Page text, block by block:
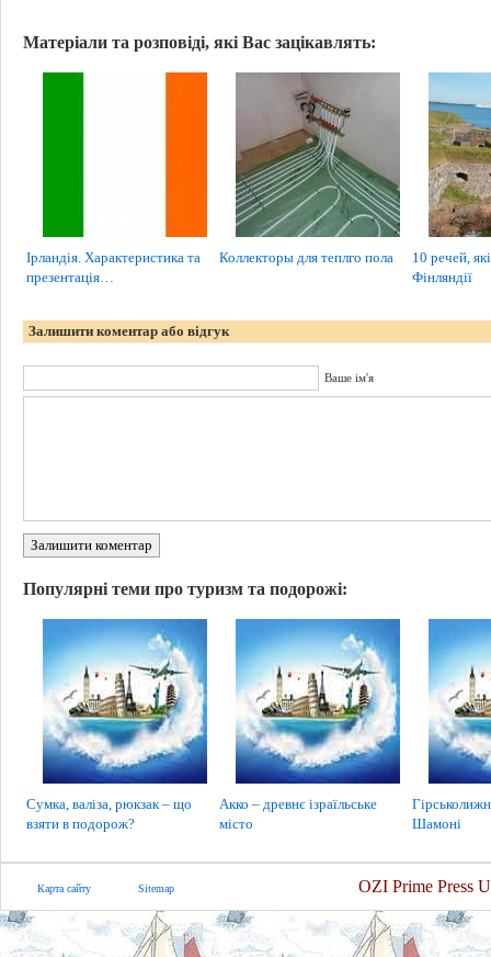
Матеріали та розповіді, які Вас зацікавлять:
Ірландія. Характеристика та
презентація…
Коллекторы для теплго пола
10 речей,
Фінляндії
Залишити коментар або відгук
Ваше ім'я
Залишити коментар
Популярні теми про туризм та подорожі:
Сумка, валіза, рюкзак – що
взяти в подорож?
Акко – древнє ізраїльське
місто
Шамоні
Карта сайту Sitemap OZI Prime Press